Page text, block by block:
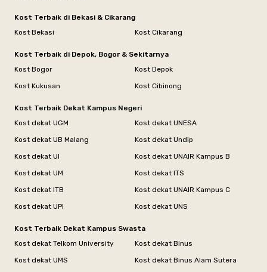
Kost Terbaik di Bekasi & Cikarang
Kost Bekasi
Kost Cikarang
Kost Terbaik di Depok, Bogor & Sekitarnya
Kost Bogor
Kost Depok
Kost Kukusan
Kost Cibinong
Kost Terbaik Dekat Kampus Negeri
Kost dekat UGM
Kost dekat UNESA
Kost dekat UB Malang
Kost dekat Undip
Kost dekat UI
Kost dekat UNAIR Kampus B
Kost dekat UM
Kost dekat ITS
Kost dekat ITB
Kost dekat UNAIR Kampus C
Kost dekat UPI
Kost dekat UNS
Kost Terbaik Dekat Kampus Swasta
Kost dekat Telkom University
Kost dekat Binus
Kost dekat UMS
Kost dekat Binus Alam Sutera